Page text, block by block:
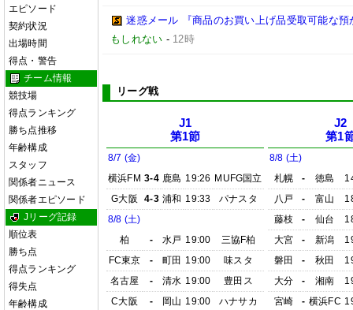
エピソード
契約状況
出場時間
得点・警告
チーム情報
競技場
得点ランキング
勝ち点推移
年齢構成
スタッフ
関係者ニュース
関係者エピソード
Jリーグ記録
順位表
勝ち点
得点ランキング
得失点
年齢構成
迷惑メール 『商品のお買い上げ品受取可能な
もしれない - 12時
リーグ戦
J1
第1節
8/7 (金)
横浜FM 3-4 鹿島 19:26 MUFG国立
G大阪
4-3 浦和 19:33
パナスタ
8/8 (土)
柏
- 水戸 19:00
三協F柏
FC東京
- 町田 19:00
味スタ
名古屋
- 清水 19:00
豊田ス
C大阪
- 岡山 19:00
ハナサカ
J2
第1
8/8 (土)
札幌
- 徳島
八戸
- 富山
藤枝
- 仙台
大宮
- 新潟
磐田
- 秋田
大分
- 湘南
宮崎
- 横浜FC